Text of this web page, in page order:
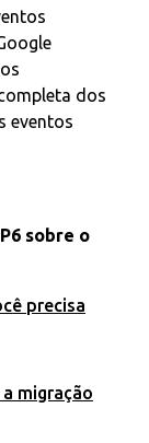
dos
eventos
sobre o
precisa
migração